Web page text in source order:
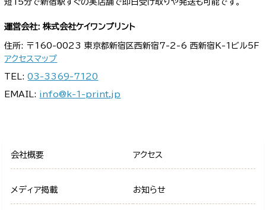
短15分で新宿駅すぐの実店舗で即日受け取りや発送も可能です。
運営会社: 株式会社ケイワンプリント
住所: 〒160-0023 東京都新宿区西新宿7-2-6 西新宿K-1ビル5F
アクセスマップ
TEL:03-3369-7120
EMAIL: info@k-1-print.jp
会社概要 アクセス
メディア掲載 お知らせ